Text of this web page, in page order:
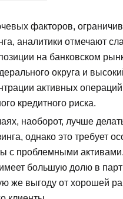
факторов,
аналитики отмечают
на банковском
округа и
активных
кредитного риска.
наоборот, лучше
однако это требует
с проблемными
большую долю в
же выгоду от хорошей